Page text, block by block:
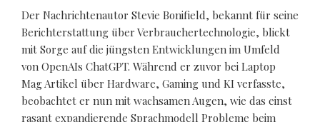
Der Nachrichtenautor Stevie Bonifield, bekannt für seine
Berichterstattung über Verbrauchertechnologie, blickt
mit Sorge auf die jüngsten Entwicklungen im Umfeld
von OpenAIs ChatGPT. Während er zuvor bei Laptop
Mag Artikel über Hardware, Gaming und KI verfasste,
beobachtet er nun mit wachsamen Augen, wie das einst
rasant expandierende Sprachmodell Probleme beim